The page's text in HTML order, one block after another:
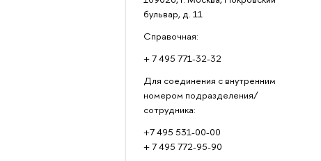
бульвар, д. 11
Справочная:
+ 7 495 771-32-32
Для соединения с внутренним
номером подразделения/
сотрудника:
+7 495 531-00-00
+ 7 495 772-95-90